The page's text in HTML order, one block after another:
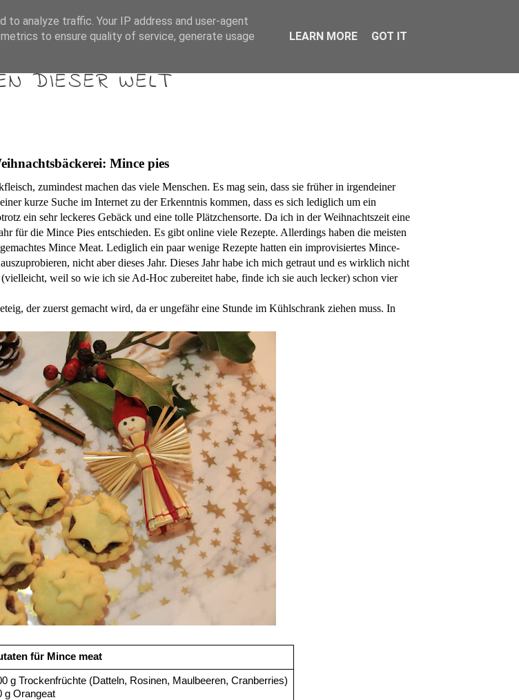
DE RO
DIESER WELT
Mince pies
zumindest machen das viele Menschen. Es mag sein, dass sie früher in irgendeiner
kurze Suche im Internet zu der Erkenntnis kommen, dass es sich lediglich um ein
ein sehr leckeres Gebäck und eine tolle Plätzchensorte. Da ich in der Weihnachtszeit eine
für die Mince Pies entschieden. Es gibt online viele Rezepte. Allerdings haben die meisten
Mince Meat. Lediglich ein paar wenige Rezepte hatten ein improvisiertes Mince-
nicht aber dieses Jahr. Dieses Jahr habe ich mich getraut und es wirklich nicht
weil so wie ich sie Ad-Hoc zubereitet habe, finde ich sie auch lecker) schon vier
der zuerst gemacht wird, da er ungefähr eine Stunde im Kühlschrank ziehen muss. In
für Mince meat
g Trockenfrüchte (Datteln, Rosinen, Maulbeeren, Cranberries)
g Orangeat
analyze traffic. Your IP address and user-agent
to ensure quality of service, generate usage
LEARN MORE GOT IT